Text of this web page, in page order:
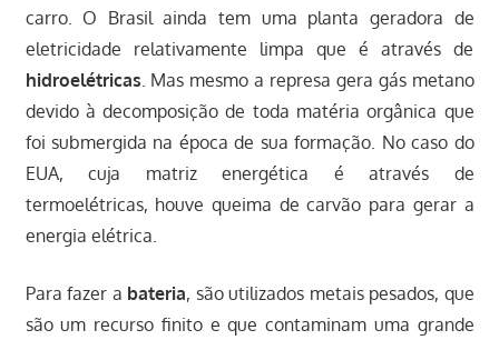
carro. O Brasil ainda tem uma planta geradora de
eletricidade relativamente limpa que é através de
hidroelétricas. Mas mesmo a represa gera gás metano
devido à decomposição de toda matéria orgânica que
foi submergida na época de sua formação. No caso do
EUA, cuja matriz energética é através de
termoelétricas, houve queima de carvão para gerar a
energia elétrica.
Para fazer a bateria, são utilizados metais pesados, que
são um recurso finito e que contaminam uma grande